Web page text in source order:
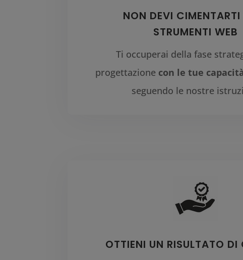
NON DEVI
STRUMENTI WEB
Ti occuperai della fase
progettazione con le tue
seguendo le nostre
OTTIENI UN RISULTATO DI